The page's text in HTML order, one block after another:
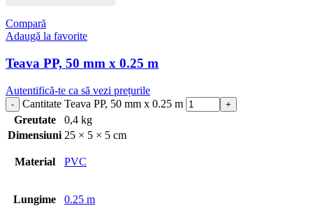
Compară
Adaugă la favorite
Teava PP, 50 mm x 0.25 m
Autentifică-te ca să vezi prețurile
Cantitate Teava PP, 50 mm x 0.25 m
Greutate
0,4 kg
Dimensiuni 25 × 5 × 5 cm
Material PVC
Lungime 0.25 m